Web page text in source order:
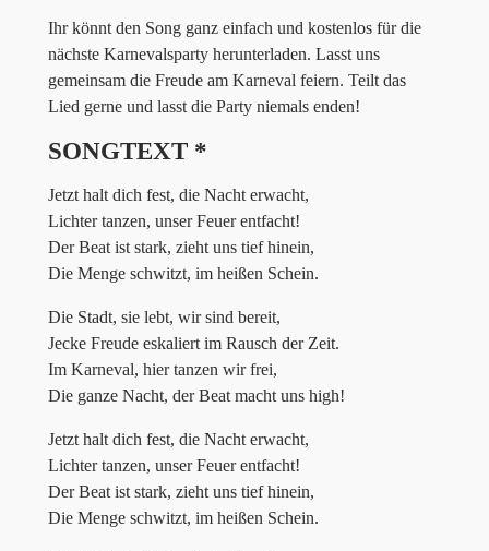
Ihr könnt den Song ganz einfach und kostenlos für die
nächste Karnevalsparty herunterladen. Lasst uns
gemeinsam die Freude am Karneval feiern. Teilt das
Lied gerne und lasst die Party niemals enden!
SONGTEXT *
Jetzt halt dich fest, die Nacht erwacht,
Lichter tanzen, unser Feuer entfacht!
Der Beat ist stark, zieht uns tief hinein,
Die Menge schwitzt, im heißen Schein.
Die Stadt, sie lebt, wir sind bereit,
Jecke Freude eskaliert im Rausch der Zeit.
Im Karneval, hier tanzen wir frei,
Die ganze Nacht, der Beat macht uns high!
Jetzt halt dich fest, die Nacht erwacht,
Lichter tanzen, unser Feuer entfacht!
Der Beat ist stark, zieht uns tief hinein,
Die Menge schwitzt, im heißen Schein.